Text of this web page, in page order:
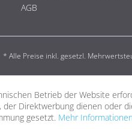
AGB
* Alle Preise inkl. gesetzl.
Betrieb der Website
Direktwerbung dienen oder
gesetzt. Mehr Informationen